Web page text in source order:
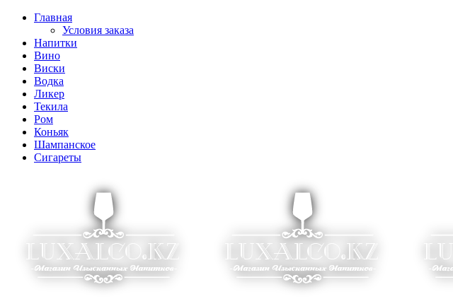
Главная
Условия заказа
Напитки
Вино
Виски
Водка
Ликер
Текила
Ром
Коньяк
Шампанское
Сигареты